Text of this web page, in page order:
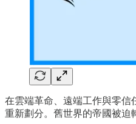
在雲端革命、遠端工作與零信
重新劃分。舊世界的帝國被迫